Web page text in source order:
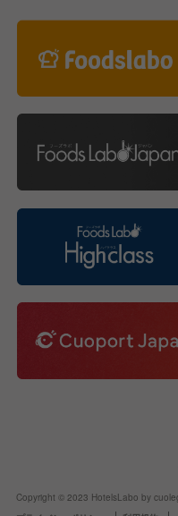
Copyright © 2023 HotelsLabo by